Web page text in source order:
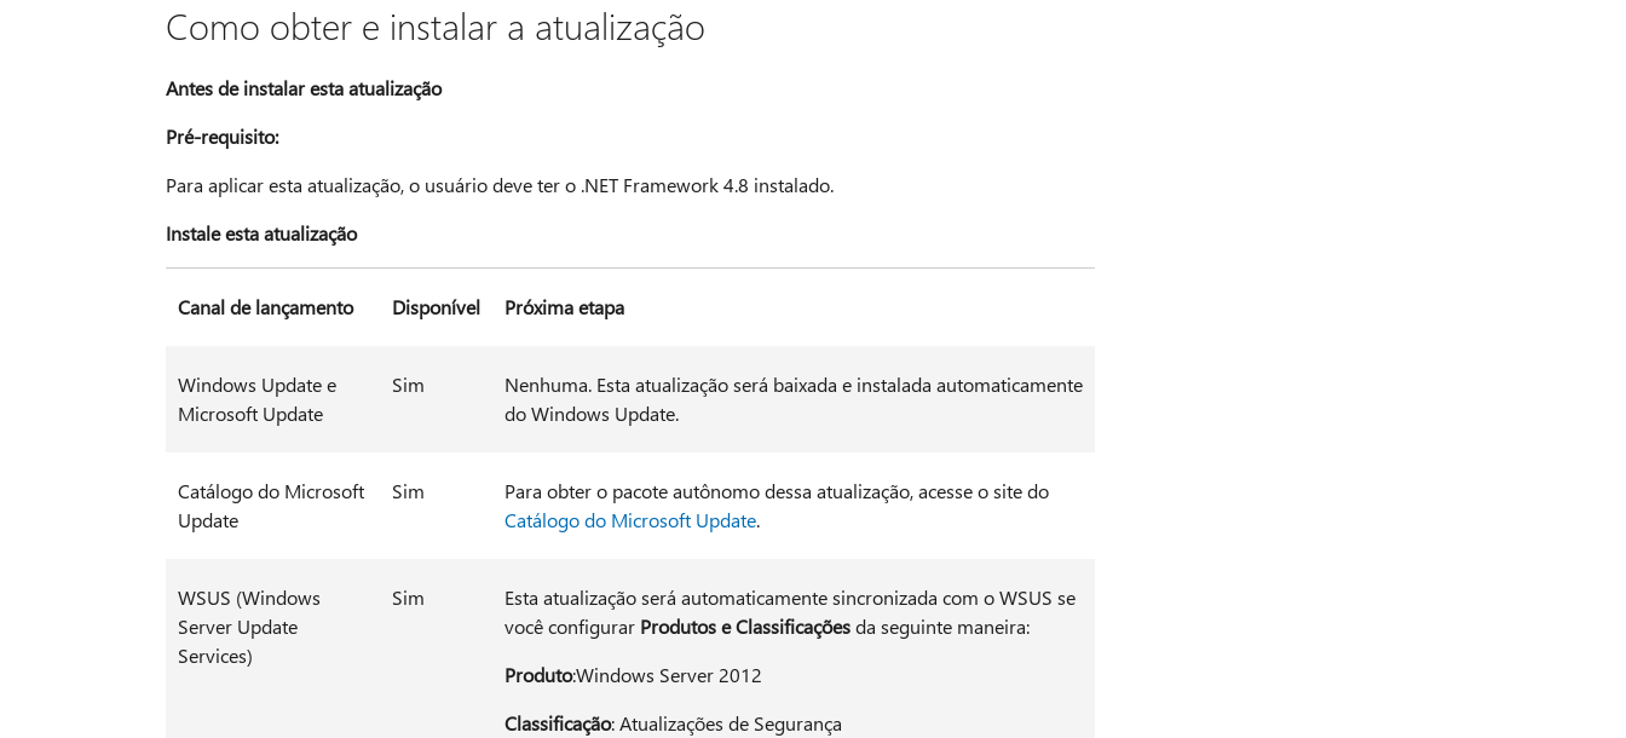
Como obter e instalar a atualização
Antes de instalar esta atualização
Pré-requisito:
Para aplicar esta atualização, o usuário deve ter o .NET Framework 4.8 instalado.
Instale esta atualização
Canal de lançamento Disponível Próxima etapa
Windows Update e
Microsoft Update
Sim
Nenhuma. Esta atualização será baixada e instalada automaticamente
do Windows Update.
Catálogo do Microsoft
Update
Sim
Para obter o pacote autônomo dessa atualização, acesse o site do
Catálogo do Microsoft Update.
WSUS (Windows
Server Update
Services)
Sim
Esta atualização será automaticamente sincronizada com o WSUS se
você configurar Produtos e Classificaçõesda seguinte maneira:
Produto:Windows Server 2012
Classificação: Atualizações de Segurança